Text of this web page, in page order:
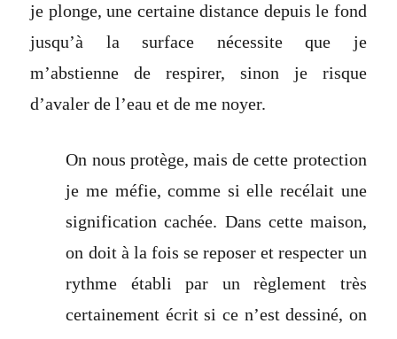
je plonge, une certaine distance depuis le fond
jusqu’à la surface nécessite que je
m’abstienne de respirer, sinon je risque
d’avaler de l’eau et de me noyer.
On nous protège, mais de cette protection
je me méfie, comme si elle recélait une
signification cachée. Dans cette maison,
on doit à la fois se reposer et respecter un
rythme établi par un règlement très
certainement écrit si ce n’est dessiné, on